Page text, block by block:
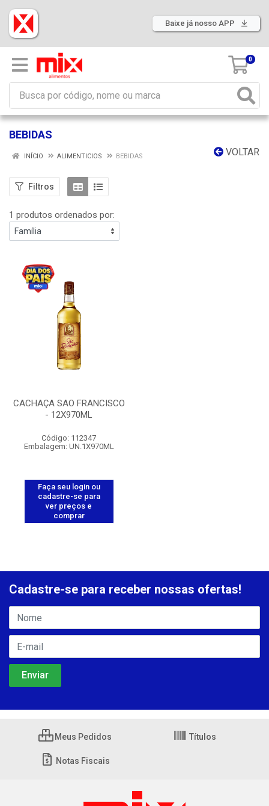
Baixe já nosso APP
0
BEBIDAS
VOLTAR
INÍCIO ALIMENTICIOS BEBIDAS
Filtros
1 produtos ordenados por:
CACHAÇA SAO FRANCISCO
- 12X970ML
Código: 112347
Embalagem: UN.1X970ML
Faça seu login ou
cadastre-se para
ver preços e
comprar
Cadastre-se para receber nossas ofertas!
Meus Pedidos Títulos
Notas Fiscais